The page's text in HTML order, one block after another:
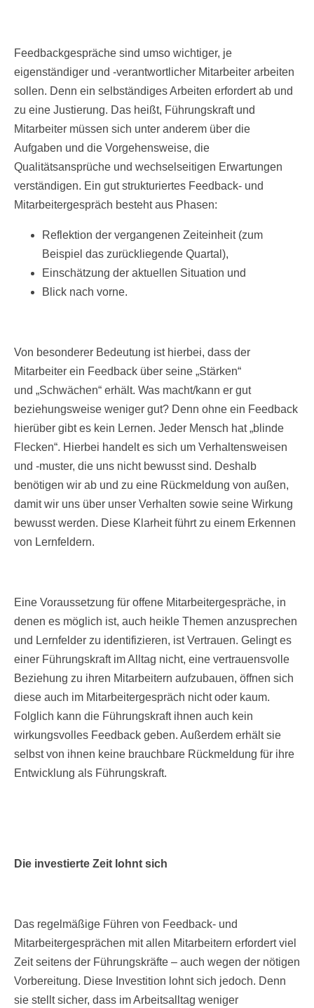
Feedbackgespräche sind umso wichtiger, je
eigenständiger und -verantwortlicher Mitarbeiter arbeiten
sollen. Denn ein selbständiges Arbeiten erfordert ab und
zu eine Justierung. Das heißt, Führungskraft und
Mitarbeiter müssen sich unter anderem über die
Aufgaben und die Vorgehensweise, die
Qualitätsansprüche und wechselseitigen Erwartungen
verständigen. Ein gut strukturiertes Feedback- und
Mitarbeitergespräch besteht aus Phasen:
Reflektion der vergangenen Zeiteinheit (zum
Beispiel das zurückliegende Quartal),
Einschätzung der aktuellen Situation und
Blick nach vorne.
Von besonderer Bedeutung ist hierbei, dass der
Mitarbeiter ein Feedback über seine „Stärken“
und „Schwächen“ erhält. Was macht/kann er gut
beziehungsweise weniger gut? Denn ohne ein Feedback
hierüber gibt es kein Lernen. Jeder Mensch hat „blinde
Flecken“. Hierbei handelt es sich um Verhaltensweisen
und -muster, die uns nicht bewusst sind. Deshalb
benötigen wir ab und zu eine Rückmeldung von außen,
damit wir uns über unser Verhalten sowie seine Wirkung
bewusst werden. Diese Klarheit führt zu einem Erkennen
von Lernfeldern.
Eine Voraussetzung für offene Mitarbeitergespräche, in
denen es möglich ist, auch heikle Themen anzusprechen
und Lernfelder zu identifizieren, ist Vertrauen. Gelingt es
einer Führungskraft im Alltag nicht, eine vertrauensvolle
Beziehung zu ihren Mitarbeitern aufzubauen, öffnen sich
diese auch im Mitarbeitergespräch nicht oder kaum.
Folglich kann die Führungskraft ihnen auch kein
wirkungsvolles Feedback geben. Außerdem erhält sie
selbst von ihnen keine brauchbare Rückmeldung für ihre
Entwicklung als Führungskraft.
Die investierte Zeit lohnt sich
Das regelmäßige Führen von Feedback- und
Mitarbeitergesprächen mit allen Mitarbeitern erfordert viel
Zeit seitens der Führungskräfte – auch wegen der nötigen
Vorbereitung. Diese Investition lohnt sich jedoch. Denn
sie stellt sicher, dass im Arbeitsalltag weniger